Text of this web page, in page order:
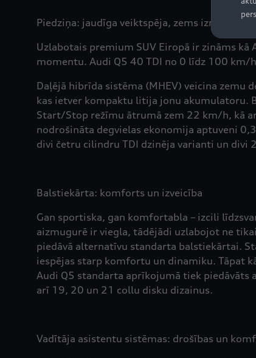
Piedziņa: jaudīga veiktspēja, zems izmešu
Uzlabotais premium SUV Eiropā ir zināms
momentu. Audi Q5 40 TDI no 0 līdz 100
Daļējā hibrīda sistēma (MHEV) veicina zemu
kas ietver kompaktu litija jonu akumulatoru.
Start/Stop režīmu ātrumā zem 22 km/h, kā
nodrošināta degvielas ekonomija aptuveni
divi četru cilindru TDI dzinēja varianti un divi
Balstiekārta: komforts un izveicība
Gan sportiska, gan komfortabla – izcili
aizmugurē ir viegla, tādējādi uzlabojot ne
piedāvā alternatīvu standarta balstiekārtai.
iespējas starp komfortu un dinamiku. Tāpat
Audi Q5 standarta aprīkojumā tiek piedāvāts
arī 19, 20 un 21 collu disku dizainus.
Vadītāja asistentu sistēmas: drošības un